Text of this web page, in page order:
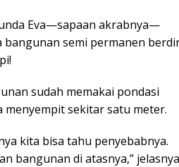
Eva—sapaan akrabnya—
semi permanen
sudah memakai pondasi
sekitar satu meter.
kita bisa tahu penyebabnya.
bangunan di atasnya,” jelasnya